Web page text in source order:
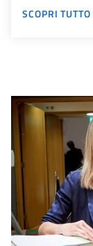
SCOPRI TUTTO